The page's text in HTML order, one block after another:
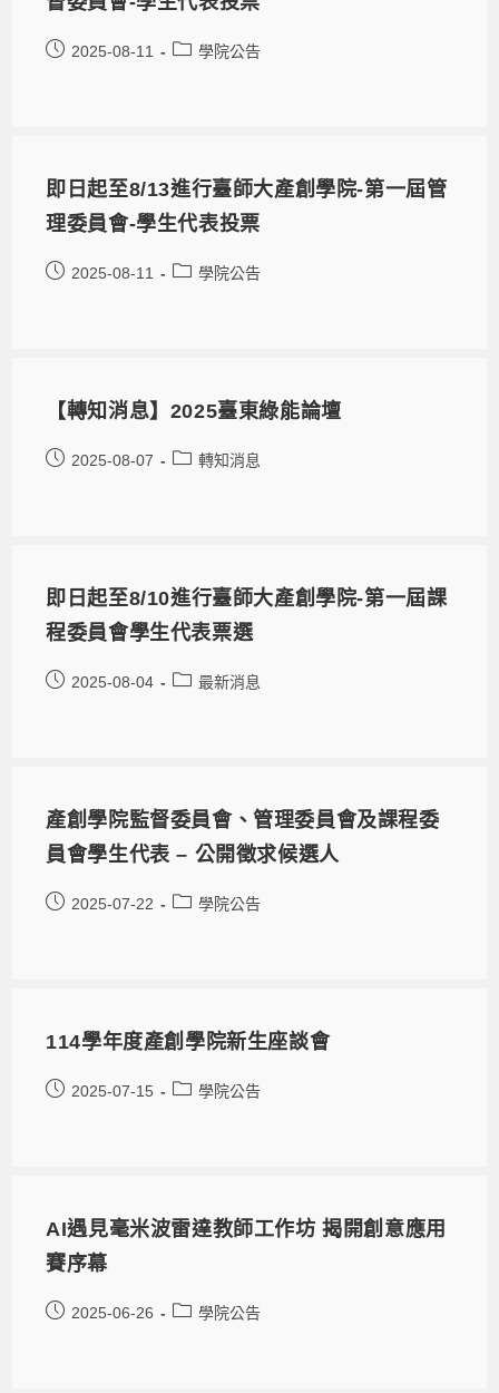
2025-08-11 學院公告
即日起至8/13進行臺師大產創學院-第一屆管
理委員會-學生代表投票
2025-08-11 學院公告
【轉知消息】2025臺東綠能論壇
2025-08-07 轉知消息
即日起至8/10進行臺師大產創學院-第一屆課
程委員會學生代表票選
2025-08-04 最新消息
產創學院監督委員會、管理委員會及課程委
員會學生代表 – 公開徵求候選人
2025-07-22 學院公告
114學年度產創學院新生座談會
2025-07-15 學院公告
AI遇見毫米波雷達教師工作坊 揭開創意應用
賽序幕
2025-06-26 學院公告